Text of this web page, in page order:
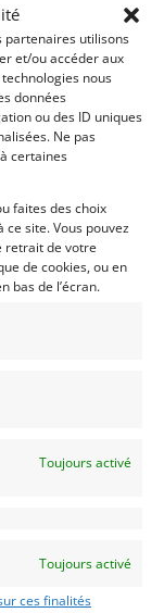
partenaires utilisons
et/ou accéder aux
nous
données
ou des ID uniques
Ne pas
certaines
faites des choix
site. Vous pouvez
retrait de votre
de cookies, ou en
bas de l’écran.
Toujours activé
Toujours activé
ces finalités
1 919 vues